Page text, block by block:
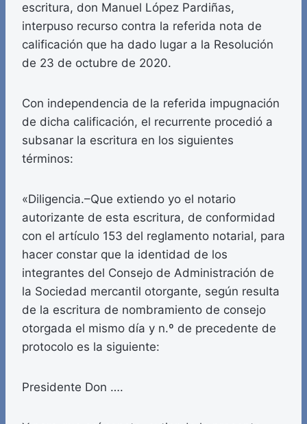
escritura, don Manuel López Pardiñas,
interpuso recurso contra la referida nota de
calificación que ha dado lugar a la Resolución
de 23 de octubre de 2020.
Con independencia de la referida impugnación
de dicha calificación, el recurrente procedió a
subsanar la escritura en los siguientes
términos:
«Diligencia.–Que extiendo yo el notario
autorizante de esta escritura, de conformidad
con el artículo 153 del reglamento notarial, para
hacer constar que la identidad de los
integrantes del Consejo de Administración de
la Sociedad mercantil otorgante, según resulta
de la escritura de nombramiento de consejo
otorgada el mismo día y n.º de precedente de
protocolo es la siguiente:
Presidente Don ….